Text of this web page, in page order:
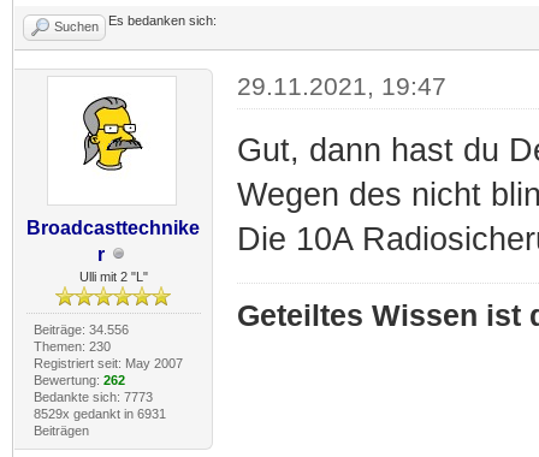
Suchen Es bedanken sich:
Broadcasttechnike
r
Ulli mit 2 "L"
Beiträge: 34.556
Themen: 230
Registriert seit: May 2007
Bewertung: 262
Bedankte sich: 7773
8529x gedankt in 6931
Beiträgen
29.11.2021, 19:47
Gut, dann hast du
Wegen des nicht
Die 10A
Geteiltes Wissen ist